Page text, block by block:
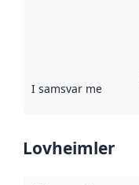
I samsvar med
Lovheimler